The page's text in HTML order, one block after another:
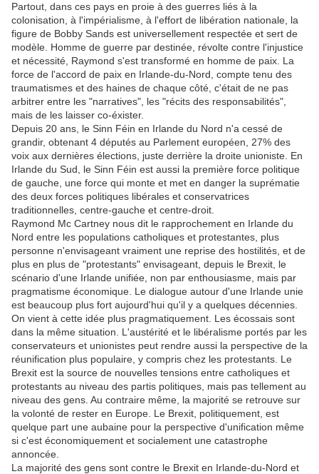
Partout, dans ces pays en proie à des guerres liés à la
colonisation, à l'impérialisme, à l'effort de libération nationale, la
figure de Bobby Sands est universellement respectée et sert de
modèle. Homme de guerre par destinée, révolte contre l'injustice
et nécessité, Raymond s'est transformé en homme de paix. La
force de l'accord de paix en Irlande-du-Nord, compte tenu des
traumatismes et des haines de chaque côté, c'était de ne pas
arbitrer entre les "narratives", les "récits des responsabilités",
mais de les laisser co-éxister.
Depuis 20 ans, le Sinn Féin en Irlande du Nord n'a cessé de
grandir, obtenant 4 députés au Parlement européen, 27% des
voix aux dernières élections, juste derrière la droite unioniste. En
Irlande du Sud, le Sinn Féin est aussi la première force politique
de gauche, une force qui monte et met en danger la suprématie
des deux forces politiques libérales et conservatrices
traditionnelles, centre-gauche et centre-droit.
Raymond Mc Cartney nous dit le rapprochement en Irlande du
Nord entre les populations catholiques et protestantes, plus
personne n'envisageant vraiment une reprise des hostilités, et de
plus en plus de "protestants" envisageant, depuis le Brexit, le
scénario d'une Irlande unifiée, non par enthousiasme, mais par
pragmatisme économique. Le dialogue autour d'une Irlande unie
est beaucoup plus fort aujourd'hui qu'il y a quelques décennies.
On vient à cette idée plus pragmatiquement. Les écossais sont
dans la même situation. L'austérité et le libéralisme portés par les
conservateurs et unionistes peut rendre aussi la perspective de la
réunification plus populaire, y compris chez les protestants. Le
Brexit est la source de nouvelles tensions entre catholiques et
protestants au niveau des partis politiques, mais pas tellement au
niveau des gens. Au contraire même, la majorité se retrouve sur
la volonté de rester en Europe. Le Brexit, politiquement, est
quelque part une aubaine pour la perspective d'unification même
si c'est économiquement et socialement une catastrophe
annoncée.
La majorité des gens sont contre le Brexit en Irlande-du-Nord et